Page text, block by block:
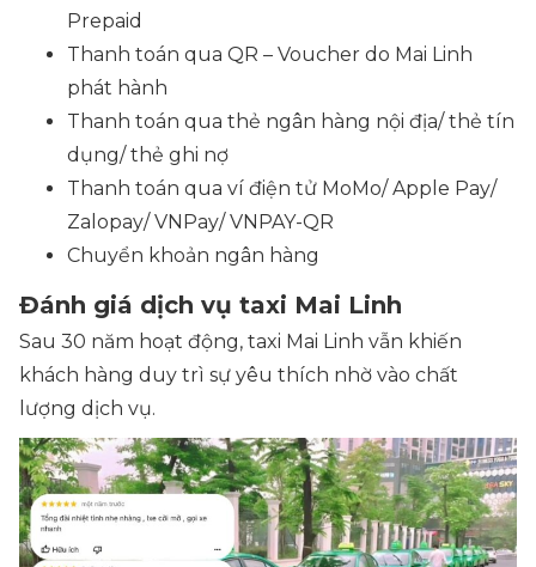
Prepaid
Thanh toán qua QR – Voucher do Mai Linh
phát hành
Thanh toán qua thẻ ngân hàng nội địa/ thẻ tín
dụng/ thẻ ghi nợ
Thanh toán qua ví điện tử MoMo/ Apple Pay/
Zalopay/ VNPay/ VNPAY-QR
Chuyển khoản ngân hàng
Đánh giá dịch vụ taxi Mai Linh
Sau 30 năm hoạt động, taxi Mai Linh vẫn khiến
khách hàng duy trì sự yêu thích nhờ vào chất
lượng dịch vụ.